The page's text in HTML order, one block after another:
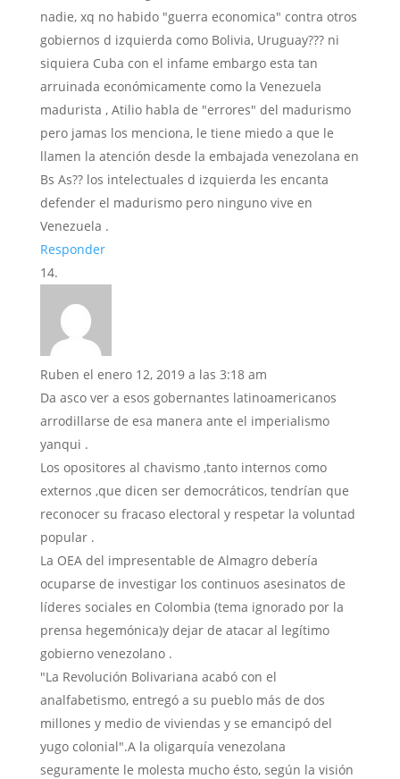
nadie, xq no habido "guerra economica" contra otros
gobiernos d izquierda como Bolivia, Uruguay??? ni
siquiera Cuba con el infame embargo esta tan
arruinada económicamente como la Venezuela
madurista , Atilio habla de "errores" del madurismo
pero jamas los menciona, le tiene miedo a que le
llamen la atención desde la embajada venezolana en
Bs As?? los intelectuales d izquierda les encanta
defender el madurismo pero ninguno vive en
Venezuela .
Responder
Ruben el enero 12, 2019 a las 3:18 am
Da asco ver a esos gobernantes latinoamericanos
arrodillarse de esa manera ante el imperialismo
yanqui .
Los opositores al chavismo ,tanto internos como
externos ,que dicen ser democráticos, tendrían que
reconocer su fracaso electoral y respetar la voluntad
popular .
La OEA del impresentable de Almagro debería
ocuparse de investigar los continuos asesinatos de
líderes sociales en Colombia (tema ignorado por la
prensa hegemónica)y dejar de atacar al legítimo
gobierno venezolano .
"La Revolución Bolivariana acabó con el
analfabetismo, entregó a su pueblo más de dos
millones y medio de viviendas y se emancipó del
yugo colonial".A la oligarquía venezolana
seguramente le molesta mucho ésto, según la visión